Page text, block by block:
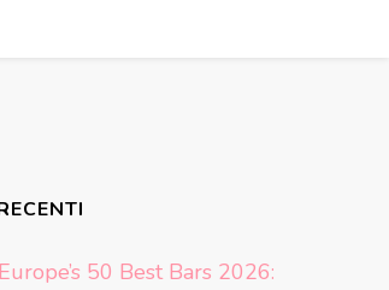
Europe’s 50 Best Bars 2026: